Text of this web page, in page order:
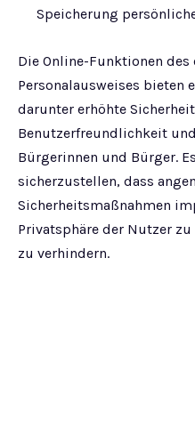
Speicherung
Die Online-Funktionen
Personalausweises bieten
darunter erhöhte
Benutzerfreundlichkeit
Bürgerinnen und Bürger.
sicherzustellen, dass
Sicherheitsmaßnahmen
Privatsphäre der Nutzer
zu verhindern.